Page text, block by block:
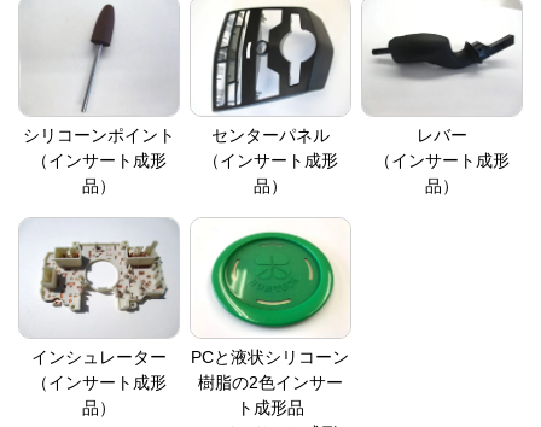
シリコーンポイント
（インサート成形
品）
センターパネル
（インサート成形
品）
レバー
（インサート成形
品）
インシュレーター
（インサート成形
品）
PCと液状シリコーン
樹脂の2色インサー
ト成形品